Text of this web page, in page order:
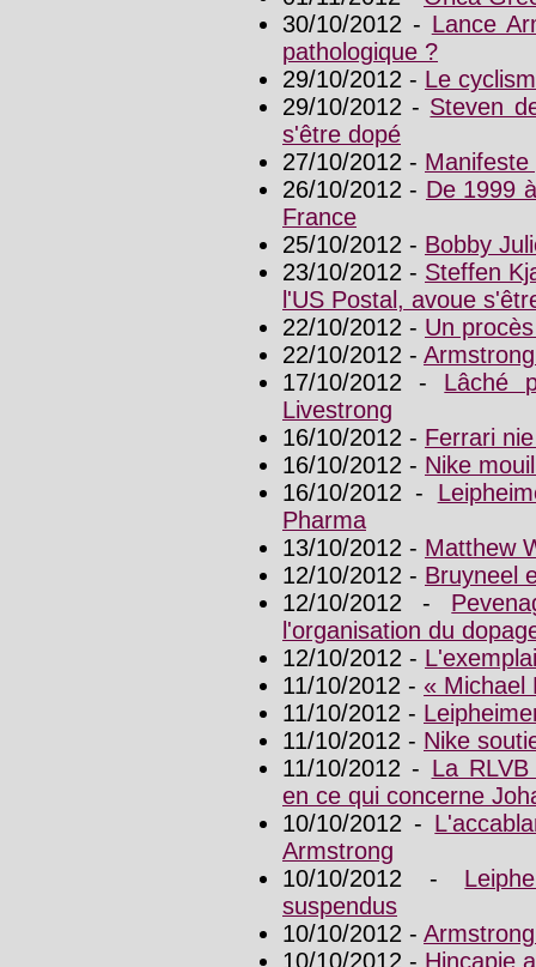
30/10/2012 - Lance
pathologique ?
29/10/2012 - Le
29/10/2012 - Steven
s'être dopé
27/10/2012 -
26/10/2012 - De 1999
France
25/10/2012 - Bobby
23/10/2012 - Steffen
l'US Postal, avoue
22/10/2012 - Un
22/10/2012 -
17/10/2012 - Lâché
Livestrong
16/10/2012 - Ferrari
16/10/2012 - Nike
16/10/2012 -
Pharma
13/10/2012 - Matthew
12/10/2012 - Bruyneel
12/10/2012 -
l'organisation du
12/10/2012 -
11/10/2012 - « Michael
11/10/2012 -
11/10/2012 - Nike
11/10/2012 - La
en ce qui concerne
10/10/2012 -
Armstrong
10/10/2012 -
suspendus
10/10/2012 -
10/10/2012 - Hincapie